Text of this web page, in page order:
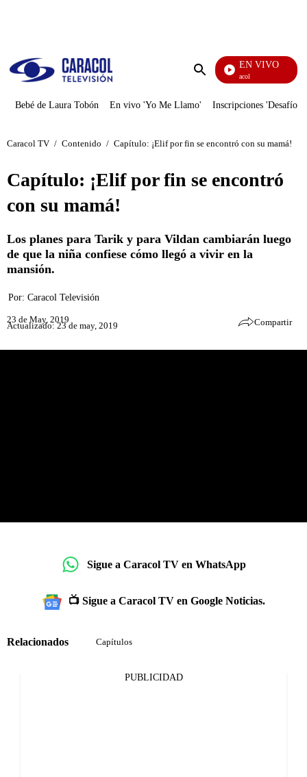
Enviar
EN VIVO
Noticias Caracol
Bebé de Laura Tobón En vivo 'Yo Me Llamo' Inscripciones 'Desafío'
Caracol TV / Contenido / Capítulo: ¡Elif por fin se encontró con su mamá!
Capítulo: ¡Elif por fin se encontró
con su mamá!
Los planes para Tarik y para Vildan cambiarán luego
de que la niña confiese cómo llegó a vivir en la
mansión.
Por: Caracol Televisión
23 de May, 2019
Actualizado: 23 de may, 2019 Compartir
Sigue a Caracol TV en WhatsApp
📺 Sigue a Caracol TV en Google Noticias.
Relacionados Capítulos
PUBLICIDAD